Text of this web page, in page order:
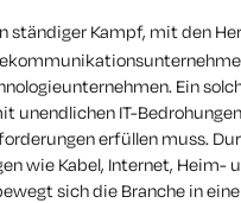
ständiger Kampf, mit den
Ein
unendlichen IT-
erfüllen muss.
wie Kabel, Internet, Heim-
sich die Branche in